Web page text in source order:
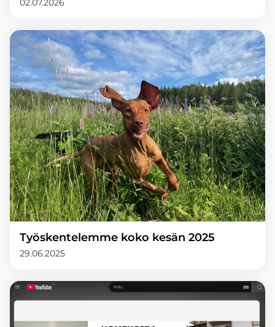
02.07.2026
Työskentelemme koko kesän 2025
29.06.2025